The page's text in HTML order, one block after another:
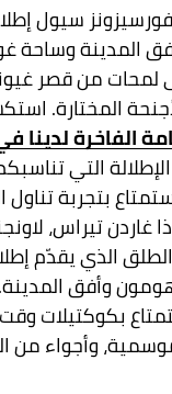
سيول
المدينة وساحة
لمحات من قصر
المختارة.
الفاخرة لدينا
التي
بتجربة
غاردن تيراس،
الذي يقدّم
وأفق
بكوكتيلات
وأجواء من